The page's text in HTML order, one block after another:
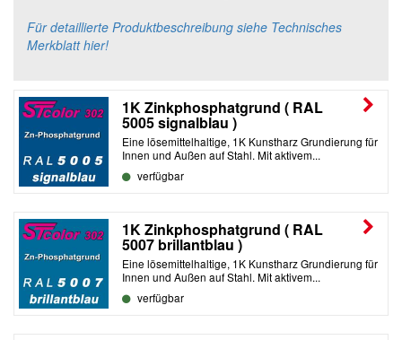
Für detaillierte Produktbeschreibung siehe Technisches
Merkblatt hier!
1K Zinkphosphatgrund ( RAL
5005 signalblau )
Eine lösemittelhaltige, 1K Kunstharz Grundierung für
Innen und Außen auf Stahl. Mit aktivem...
verfügbar
1K Zinkphosphatgrund ( RAL
5007 brillantblau )
Eine lösemittelhaltige, 1K Kunstharz Grundierung für
Innen und Außen auf Stahl. Mit aktivem...
verfügbar